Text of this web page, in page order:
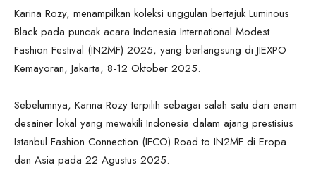
Karina Rozy, menampilkan koleksi unggulan bertajuk Luminous
Black pada puncak acara Indonesia International Modest
Fashion Festival (IN2MF) 2025, yang berlangsung di JIEXPO
Kemayoran, Jakarta, 8-12 Oktober 2025.
Sebelumnya, Karina Rozy terpilih sebagai salah satu dari enam
desainer lokal yang mewakili Indonesia dalam ajang prestisius
Istanbul Fashion Connection (IFCO) Road to IN2MF di Eropa
dan Asia pada 22 Agustus 2025.